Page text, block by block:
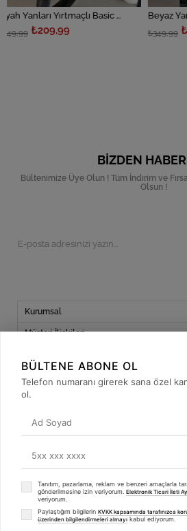
Siyah Yanları Yırtmaçlı Basic T-shirt
₺209,99
BIZDEN
Bültenimize Üye Olun ! Tüm İndirim ve
Olsun !
Kurumsal
Müşteri İlişkileri
Sosyal Medya
© 2019betulbabacan.com- Tüm
BÜLTENE ABONE OL
Telefon numaranı girerek sana özel
ol.
Tanıtım, pazarlama, reklam ve benzeri amaçlarla
gönderilmesine izin veriyorum. Elektronik Ticari İleti
veriyorum.
Paylaştığım bilgilerin KVKK kapsamında tarafınızca
üzerinden bilgilendirmeleri almayı kabul ediyorum.